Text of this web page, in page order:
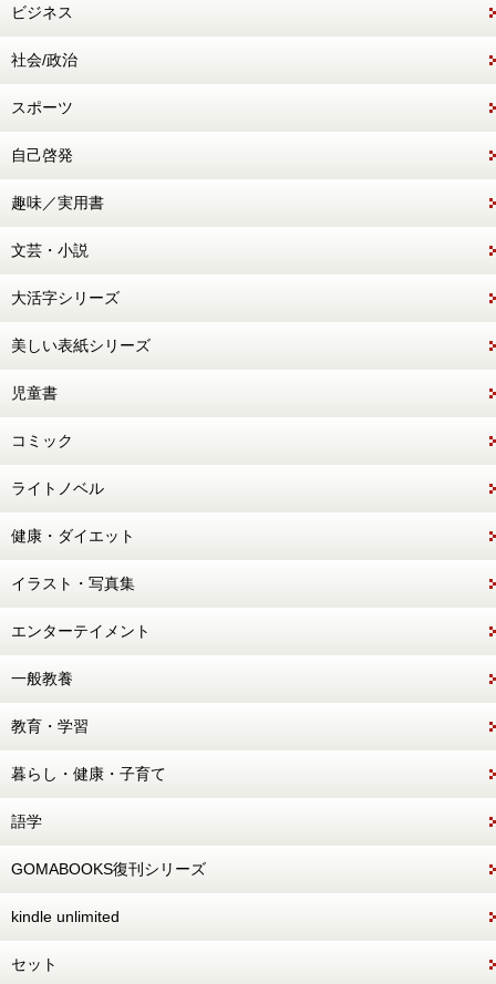
ビジネス
社会/政治
スポーツ
自己啓発
趣味／実用書
文芸・小説
大活字シリーズ
美しい表紙シリーズ
児童書
コミック
ライトノベル
健康・ダイエット
イラスト・写真集
エンターテイメント
一般教養
教育・学習
暮らし・健康・子育て
語学
GOMABOOKS復刊シリーズ
kindle unlimited
セット